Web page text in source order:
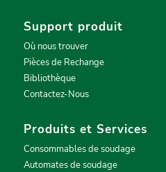
Support produit
Où nous trouver
Pièces de Rechange
Bibliothèque
Contactez-Nous
Produits et Services
Consommables de soudage
Automates de soudage